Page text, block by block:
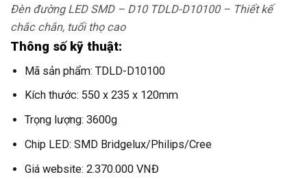
Đèn đường LED SMD – D10 TDLD-D10100 – Thiết kế
chắc chắn, tuổi thọ cao
Thông số kỹ thuật:
Mã sản phẩm: TDLD-D10100
Kích thước: 550 x 235 x 120mm
Trọng lượng: 3600g
Chip LED: SMD Bridgelux/Philips/Cree
Giá website: 2.370.000 VNĐ